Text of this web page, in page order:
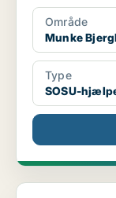
Område
Munke
Type
SOSU-